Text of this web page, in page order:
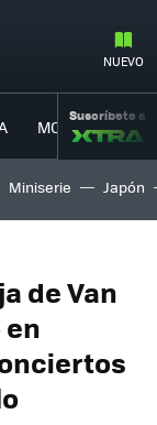
NUEVO
MOVILIDAD
Suscríbete a
Miniserie Japón
de Van